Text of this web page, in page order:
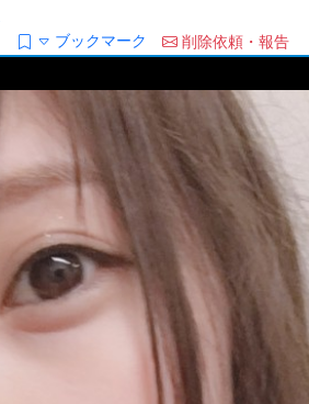
ブックマーク 削除依頼・報告